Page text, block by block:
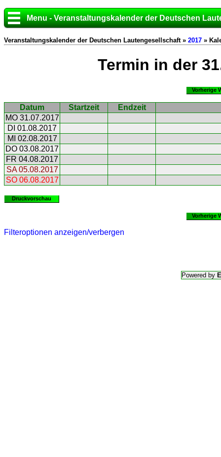
Menu - Veranstaltungskalender der Deutschen
Veranstaltungskalender der Deutschen Lautengesellschaft » 2017 »
Termin in der
Vorherige
Datum Startzeit
Endzeit
MO 31.07.2017
DI 01.08.2017
MI 02.08.2017
DO 03.08.2017
FR 04.08.2017
SA 05.08.2017
SO 06.08.2017
Druckvorschau
Vorherige
Filteroptionen anzeigen/verbergen
Powered by